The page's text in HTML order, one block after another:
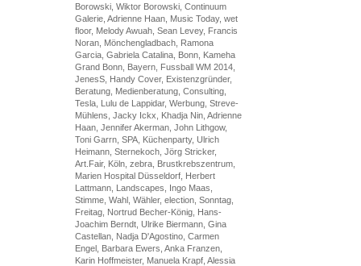
Borowski, Wiktor Borowski, Continuum
Galerie, Adrienne Haan, Music Today, wet
floor, Melody Awuah, Sean Levey, Francis
Noran, Mönchengladbach, Ramona
Garcia, Gabriela Catalina, Bonn, Kameha
Grand Bonn, Bayern, Fussball WM 2014,
JenesS, Handy Cover, Existenzgründer,
Beratung, Medienberatung, Consulting,
Tesla, Lulu de Lappidar, Werbung, Streve-
Mühlens, Jacky Ickx, Khadja Nin, Adrienne
Haan, Jennifer Akerman, John Lithgow,
Toni Garrn, SPA, Küchenparty, Ulrich
Heimann, Sternekoch, Jörg Stricker,
Art.Fair, Köln, zebra, Brustkrebszentrum,
Marien Hospital Düsseldorf, Herbert
Lattmann, Landscapes, Ingo Maas,
Stimme, Wahl, Wähler, election, Sonntag,
Freitag, Nortrud Becher-König, Hans-
Joachim Berndt, Ulrike Biermann, Gina
Castellan, Nadja D'Agostino, Carmen
Engel, Barbara Ewers, Anka Franzen,
Karin Hoffmeister, Manuela Krapf, Alessia